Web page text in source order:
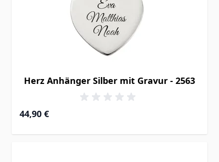
Herz Anhänger Silber mit Gravur - 2563
44,90 €